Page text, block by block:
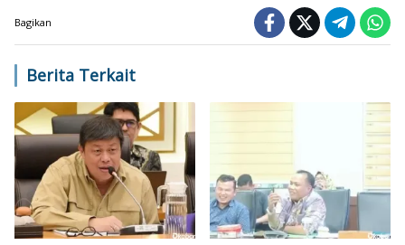
Bagikan
Berita Terkait